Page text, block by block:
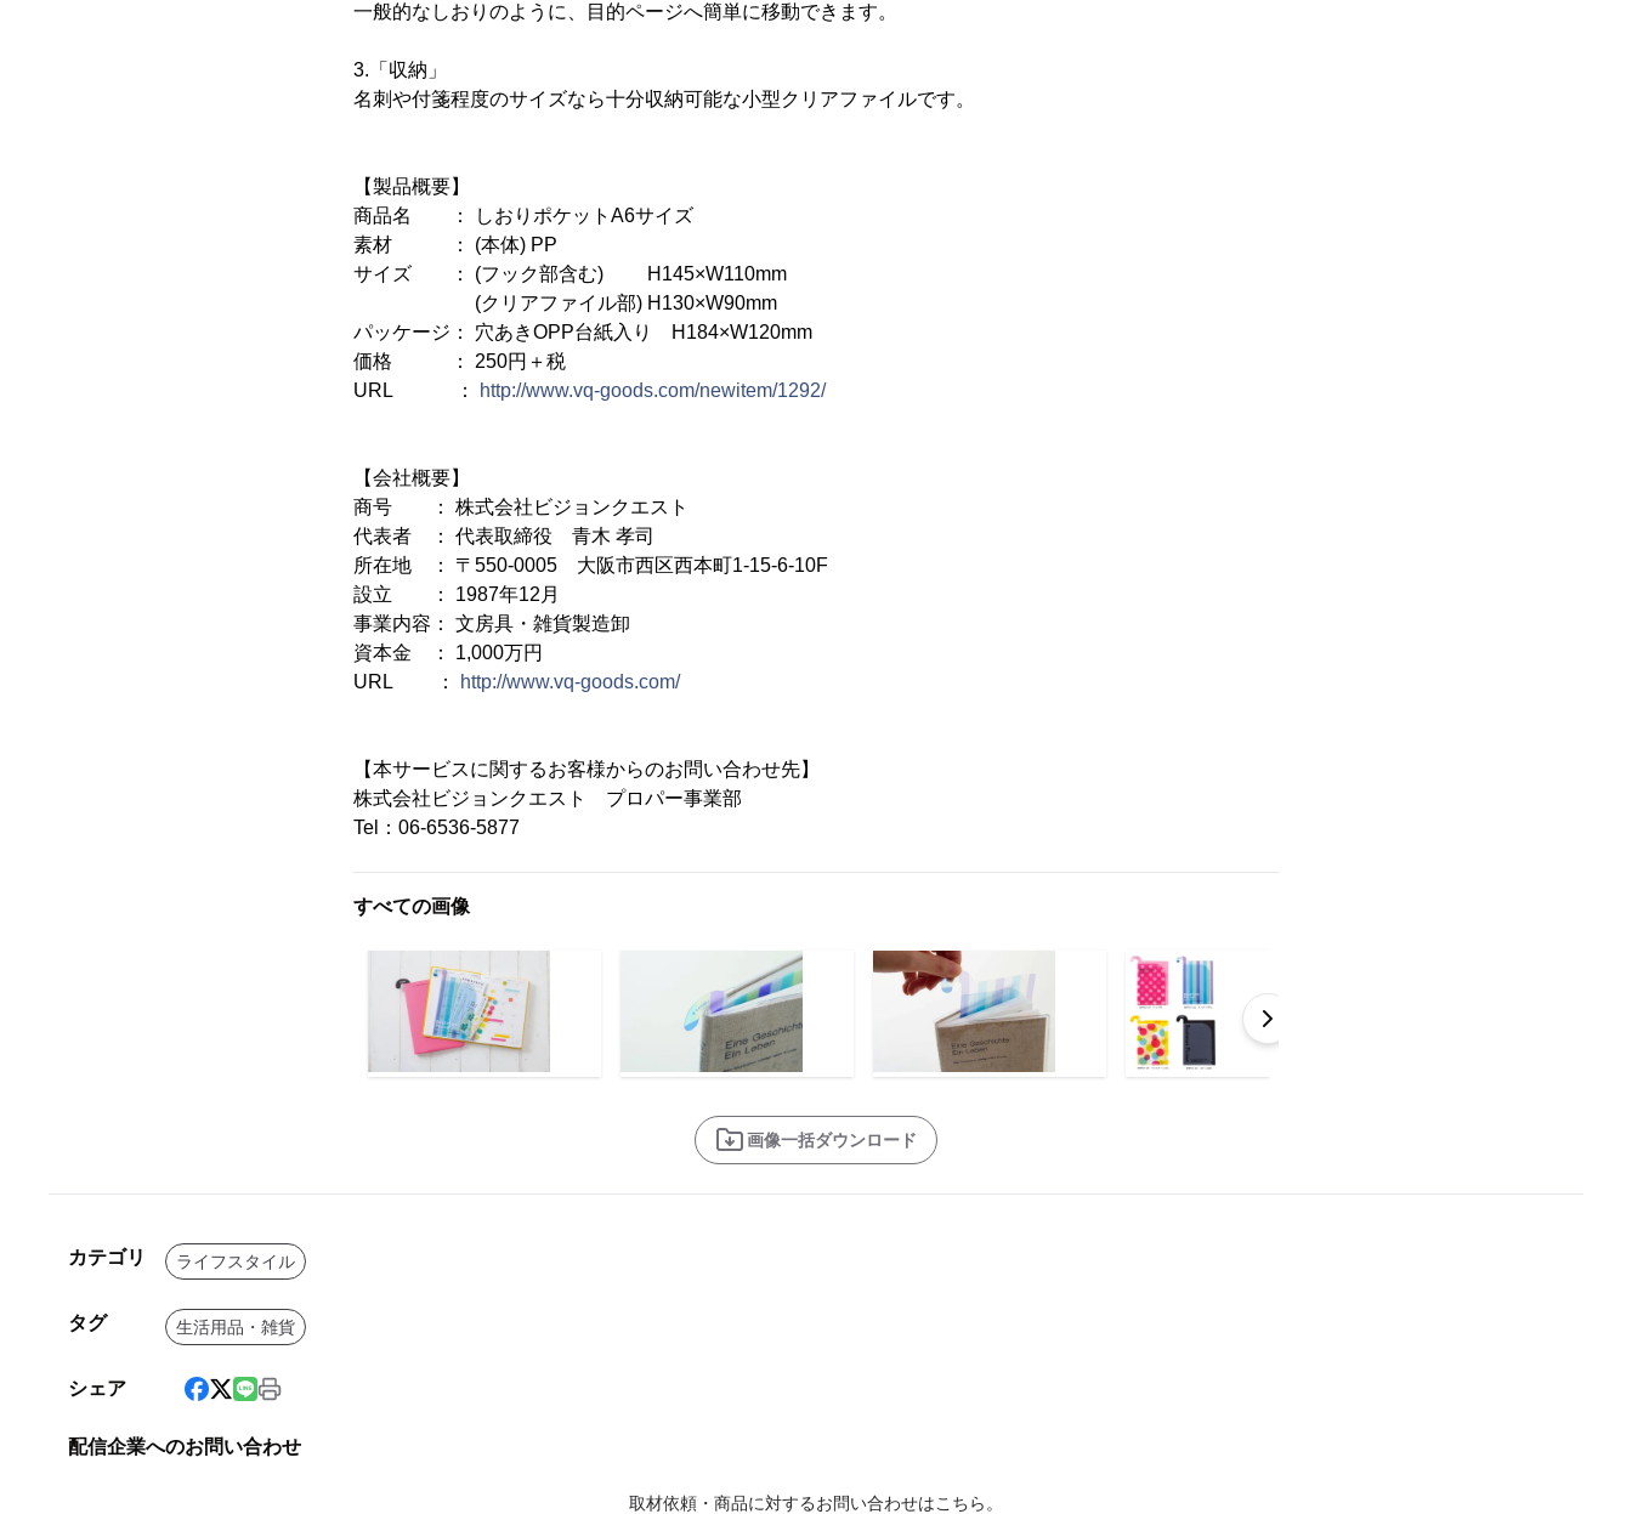
一般的なしおりのように、目的ページへ簡単に移動できます。
3.「収納」
名刺や付箋程度のサイズなら十分収納可能な小型クリアファイルです。
【製品概要】
商品名 ： しおりポケットA6サイズ
素材 ： (本体) PP
サイズ ： (フック部含む) H145×W110mm
(クリアファイル部) H130×W90mm
パッケージ： 穴あきOPP台紙入り H184×W120mm
価格 ： 250円＋税
URL ：
http://www.vq-goods.com/newitem/1292/
【会社概要】
商号 ： 株式会社ビジョンクエスト
代表者 ： 代表取締役 青木 孝司
所在地 ： 〒550-0005 大阪市西区西本町1-15-6-10F
設立 ： 1987年12月
事業内容： 文房具・雑貨製造卸
資本金 ： 1,000万円
URL ：
http://www.vq-goods.com/
【本サービスに関するお客様からのお問い合わせ先】
株式会社ビジョンクエスト プロパー事業部
Tel：06-6536-5877
すべての画像
画像一括ダウンロード
カテゴリ ライフスタイル
タグ 生活用品・雑貨
シェア
配信企業へのお問い合わせ
取材依頼・商品に対するお問い合わせはこちら。